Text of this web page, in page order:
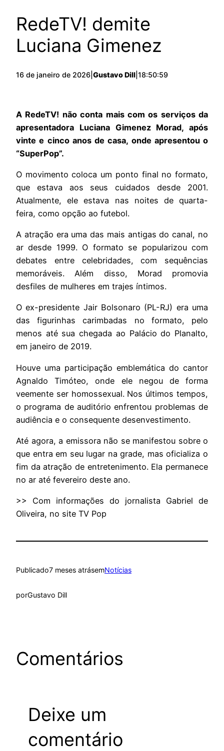
RedeTV! demite
Luciana Gimenez
16 de janeiro de 2026 Gustavo Dill 18:50:59
A RedeTV! não conta mais com os serviços da
apresentadora Luciana Gimenez Morad, após
vinte e cinco anos de casa, onde apresentou o
“SuperPop”.
O movimento coloca um ponto final no formato,
que estava aos seus cuidados desde 2001.
Atualmente, ele estava nas noites de quarta-
feira, como opção ao futebol.
A atração era uma das mais antigas do canal, no
ar desde 1999. O formato se popularizou com
debates entre celebridades, com sequências
memoráveis. Além disso, Morad promovia
desfiles de mulheres em trajes íntimos.
O ex-presidente Jair Bolsonaro (PL-RJ) era uma
das figurinhas carimbadas no formato, pelo
menos até sua chegada ao Palácio do Planalto,
em janeiro de 2019.
Houve uma participação emblemática do cantor
Agnaldo Timóteo, onde ele negou de forma
veemente ser homossexual. Nos últimos tempos,
o programa de auditório enfrentou problemas de
audiência e o consequente desenvestimento.
Até agora, a emissora não se manifestou sobre o
que entra em seu lugar na grade, mas oficializa o
fim da atração de entretenimento. Ela permanece
no ar até fevereiro deste ano.
>> Com informações do jornalista Gabriel de
Oliveira, no site TV Pop
Publicado7 meses atrásemNotícias
porGustavo Dill
Comentários
Deixe um
comentário